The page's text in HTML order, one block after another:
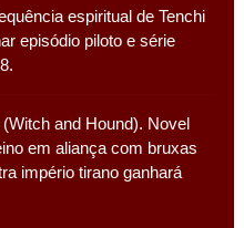
espiritual de Tenchi
episódio piloto e série
and Hound). Novel
em aliança com bruxas
império tirano ganhará